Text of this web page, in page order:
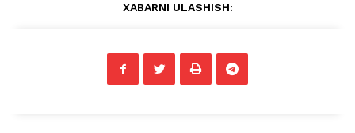
XABARNI ULASHISH: